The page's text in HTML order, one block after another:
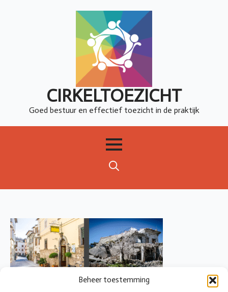
Beheer toestemming
CIRKELTOEZICHT
Goed bestuur en effectief toezicht in de praktijk